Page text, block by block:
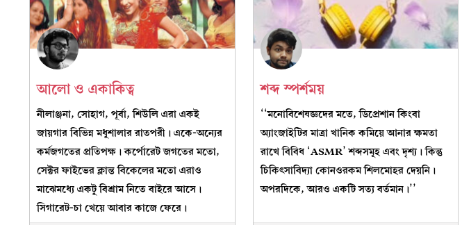
আলো ও একাকিত্ব
নীলাঞ্জনা, সোহাগ, পূর্বা, শিউলি এরা একই
জায়গার বিভিন্ন মধুশালার রাতপরী। একে-অন্যের
কর্মজগতের প্রতিপক্ষ। কর্পোরেট জগতের মতো,
সেক্টর ফাইভের ক্লান্ত বিকেলের মতো এরাও
মাঝেমধ্যে একটু বিশ্রাম নিতে বাইরে আসে।
সিগারেট-চা খেয়ে আবার কাজে ফেরে।
শব্দ স্পর্শময়
‘‘মনোবিশেষজ্ঞদের মতে, ডিপ্রেশান কিংবা
অ্যাংজাইটির মাত্রা খানিক কমিয়ে আনার ক্ষমতা
রাখে বিবিধ ‘ASMR’ শব্দসমূহ এবং দৃশ্য। কিন্তু
চিকিৎসাবিদ্যা কোনওরকম শিলমোহর দেয়নি।
অপরদিকে, আরও একটি সত্য বর্তমান।’’